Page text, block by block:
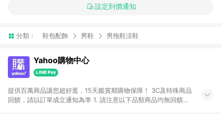
設定到價通知
分類： 鞋包配飾 男鞋 男拖鞋涼鞋
Yahoo購物中心
提供百萬商品讓您超好逛，15天鑑賞期購物保障！ 3C及特殊商品
回饋，請以訂單成立通知為準 1. 請注意以下品類商品均無回饋：